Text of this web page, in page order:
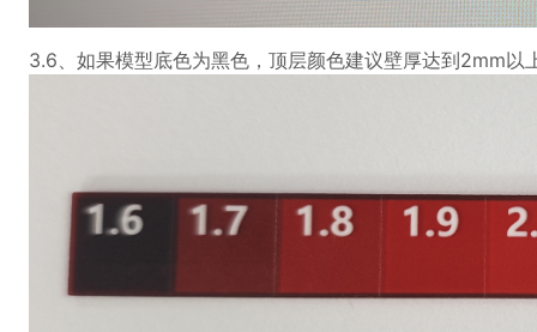
3.6、如果模型底色为黑色，顶层颜色建议壁厚达到2mm以